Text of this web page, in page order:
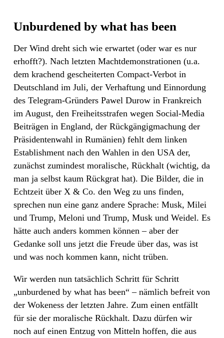
Unburdened by what has been
Der Wind dreht sich wie erwartet (oder war es nur
erhofft?). Nach letzten Machtdemonstrationen (u.a.
dem krachend gescheiterten Compact-Verbot in
Deutschland im Juli, der Verhaftung und Einnordung
des Telegram-Gründers Pawel Durow in Frankreich
im August, den Freiheitsstrafen wegen Social-Media
Beiträgen in England, der Rückgängigmachung der
Präsidentenwahl in Rumänien) fehlt dem linken
Establishment nach den Wahlen in den USA der,
zunächst zumindest moralische, Rückhalt (wichtig, da
man ja selbst kaum Rückgrat hat). Die Bilder, die in
Echtzeit über X & Co. den Weg zu uns finden,
sprechen nun eine ganz andere Sprache: Musk, Milei
und Trump, Meloni und Trump, Musk und Weidel. Es
hätte auch anders kommen können – aber der
Gedanke soll uns jetzt die Freude über das, was ist
und was noch kommen kann, nicht trüben.
Wir werden nun tatsächlich Schritt für Schritt
„unburdened by what has been“ – nämlich befreit von
der Wokeness der letzten Jahre. Zum einen entfällt
für sie der moralische Rückhalt. Dazu dürfen wir
noch auf einen Entzug von Mitteln hoffen, die aus